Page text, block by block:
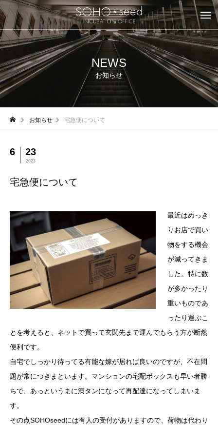
NEWS
お知らせ
お知らせ 宅急便について
6 23
2023
宅急便について
最近はめっき
りお店で買い
物をする機会
が減ってきま
した。特に数
が多かったり
重いものであ
ったり運ぶこ
とを考えると、ネットで買って玄関先まで運んでもらう方が断然
便利です。
自宅でしっかり待ってる有能な嫁が居れば良いのですが、不在問
題が常につきまといます。マンションの宅配ボックスも早い者勝
ちで、あっというまに満タンになって再配達になってしまいま
す。
その点SOHOseedには有人の受付がありますので、荷物は代わり